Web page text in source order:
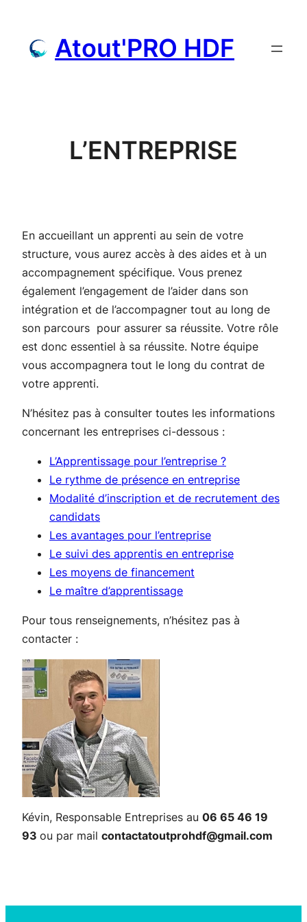
contenu
Atout'PRO HDF
L’ENTREPRISE
En accueillant un apprenti au sein de votre
structure, vous aurez accès à des aides et à un
accompagnement spécifique. Vous prenez
également l’engagement de l’aider dans son
intégration et de l’accompagner tout au long de
son parcours pour assurer sa réussite. Votre rôle
est donc essentiel à sa réussite. Notre équipe
vous accompagnera tout le long du contrat de
votre apprenti.
N’hésitez pas à consulter toutes les informations
concernant les entreprises ci-dessous :
L’Apprentissage pour l’entreprise ?
Le rythme de présence en entreprise
Modalité d’inscription et de recrutement des
candidats
Les avantages pour l’entreprise
Le suivi des apprentis en entreprise
Les moyens de financement
Le maître d’apprentissage
Pour tous renseignements, n’hésitez pas à
contacter :
Kévin, Responsable Entreprises au 06 65 46 19
93 ou par mail contactatoutprohdf@gmail.com